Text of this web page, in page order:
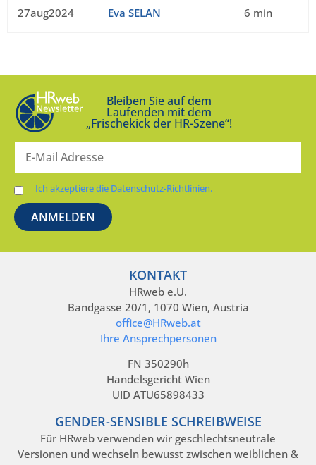
27aug2024 Eva SELAN 6 min
Bleiben Sie auf dem
Laufenden mit dem
„Frischekick der HR-Szene“!
Ich akzeptiere die Datenschutz-Richtlinien.
KONTAKT
HRweb e.U.
Bandgasse 20/1, 1070 Wien, Austria
office@HRweb.at
Ihre Ansprechpersonen
FN 350290h
Handelsgericht Wien
UID ATU65898433
GENDER-SENSIBLE SCHREIBWEISE
Für HRweb verwenden wir geschlechtsneutrale
Versionen und wechseln bewusst zwischen weiblichen &